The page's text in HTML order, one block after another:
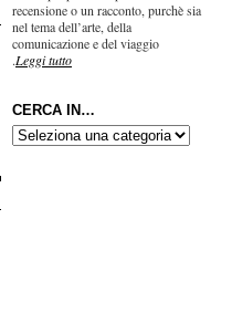
recensione o un racconto, purchè sia
nel tema dell’arte, della
comunicazione e del viaggio
.Leggi tutto
CERCA IN…
CERCA
IN…